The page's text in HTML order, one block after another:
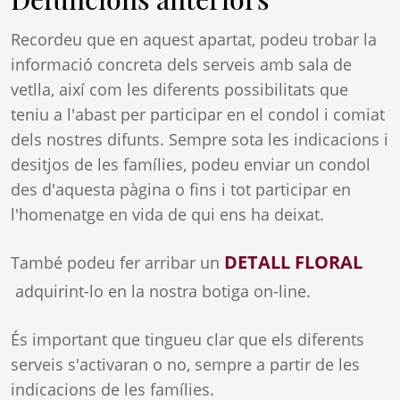
Recordeu que en aquest apartat, podeu trobar la
informació concreta dels serveis amb sala de
vetlla, així com les diferents possibilitats que
teniu a l'abast per participar en el condol i comiat
dels nostres difunts. Sempre sota les indicacions i
desitjos de les famílies, podeu enviar un condol
des d'aquesta pàgina o fins i tot participar en
l'homenatge en vida de qui ens ha deixat.
També podeu fer arribar un DETALL FLORAL
adquirint-lo en la nostra botiga on-line.
És important que tingueu clar que els diferents
serveis s'activaran o no, sempre a partir de les
indicacions de les famílies.